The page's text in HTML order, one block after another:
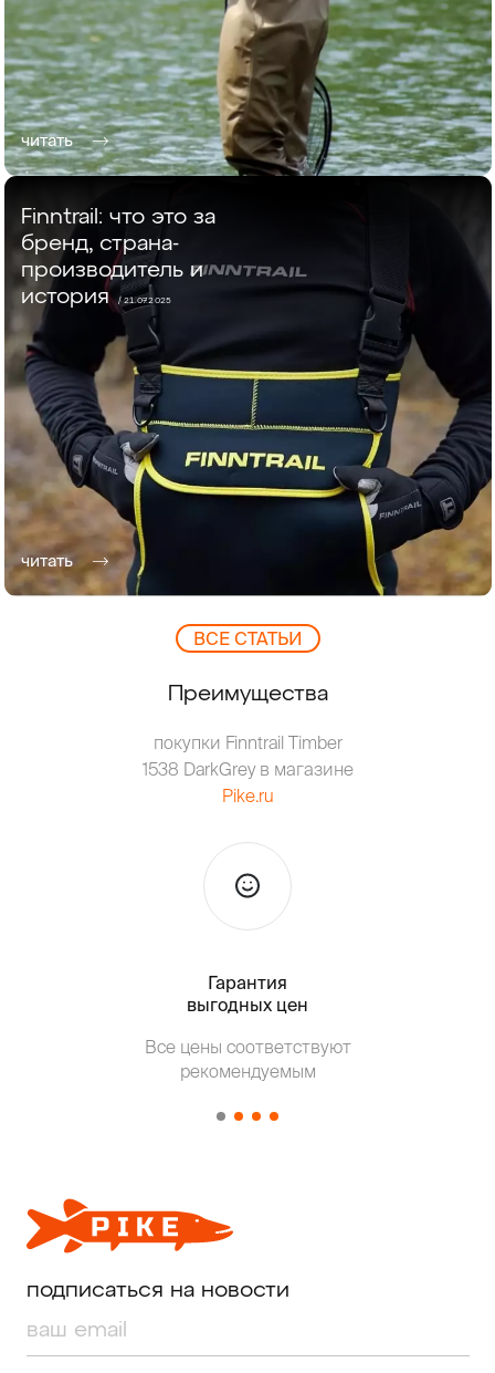
читать
Finntrail: что это за
бренд, страна-
производитель и
история/ 21.07.2025
читать
ВCЕ СТАТЬИ
Преимущества
покупки Finntrail Timber
1538 DarkGrey в магазине
Pike.ru
Гарантия
выгодных цен
Все цены соответствуют
рекомендуемым
подписаться на новости